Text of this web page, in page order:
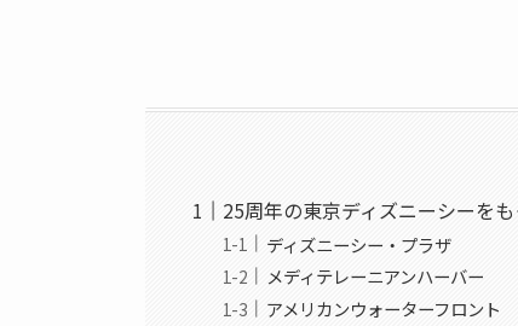
25周年の東京ディズニーシーを
ディズニーシー・プラザ
メディテレーニアンハーバー
アメリカンウォーターフロント